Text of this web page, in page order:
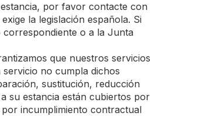
por favor contacte con
la legislación española. Si
correspondiente o a la Junta
que nuestros servicios
no cumpla dichos
sustitución, reducción
su estancia están cubiertos por
incumplimiento contractual